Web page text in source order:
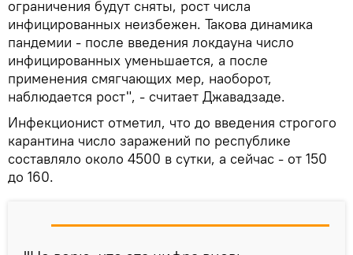
ограничения будут сняты, рост числа
инфицированных неизбежен. Такова динамика
пандемии - после введения локдауна число
инфицированных уменьшается, а после
применения смягчающих мер, наоборот,
наблюдается рост", - считает Джавадзаде.
Инфекционист отметил, что до введения строгого
карантина число заражений по республике
составляло около 4500 в сутки, а сейчас - от 150
до 160.